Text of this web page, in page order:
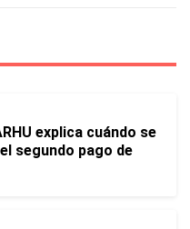
explica cuándo se
segundo pago de